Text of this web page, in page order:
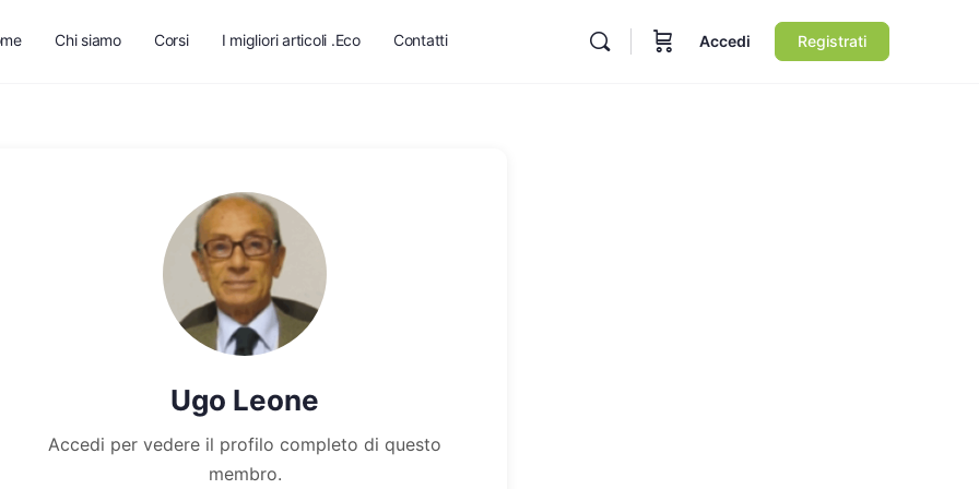
Chi siamo Corsi I migliori articoli .Eco Contatti Accedi Registrati
Ugo Leone
Accedi per vedere il profilo completo di questo
membro.